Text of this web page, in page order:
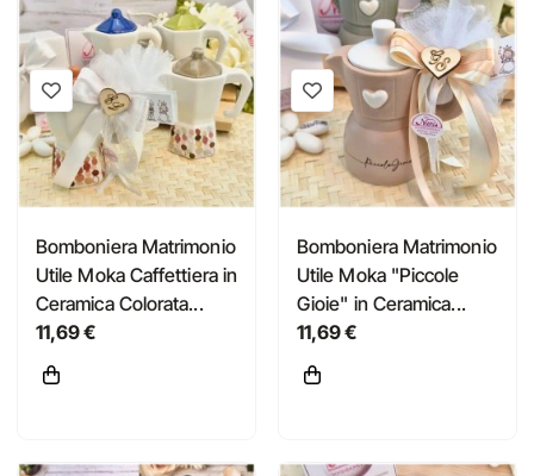
Bomboniera Matrimonio
Utile Moka Caffettiera in
Ceramica Colorata...
11,69 €
Bomboniera Matrimonio
Utile Moka "Piccole
Gioie" in Ceramica...
11,69 €